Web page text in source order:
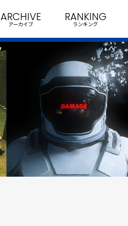
ARCHIVE
アーカイブ
RANKING
ランキング